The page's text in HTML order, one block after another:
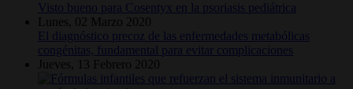
Visto bueno para Cosentyx en la psoriasis pediátrica
Lunes, 02 Marzo 2020
El diagnóstico precoz de las enfermedades metabólicas
congénitas, fundamental para evitar complicaciones
Jueves, 13 Febrero 2020